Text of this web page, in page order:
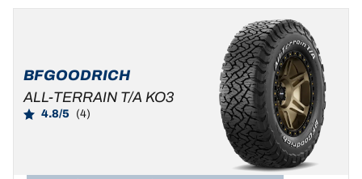
BFGOODRICH
ALL-TERRAIN T/A KO3
4.8/5 (4)